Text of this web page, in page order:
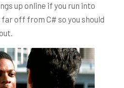
up online if you run into
far off from C# so you should